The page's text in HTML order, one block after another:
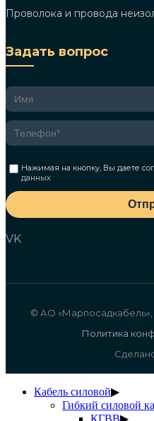
Проволока и провода
Задать вопрос
Нажимая на кнопку, Вы даете
данных
VK
© АО
Политика
Кабель силовой▶
Гибкий силовой
КГВВ▶